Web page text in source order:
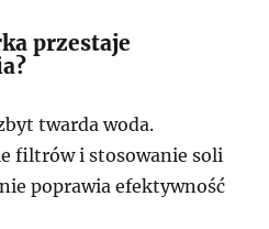
przestaje
twarda woda.
filtrów i stosowanie soli
poprawia efektywność